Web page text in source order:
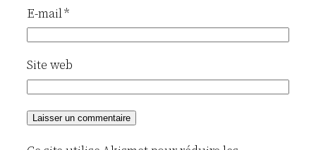
E-mail*
Site web